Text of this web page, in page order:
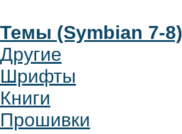
Темы (Symbian 7-8)
Другие
Шрифты
Книги
Прошивки